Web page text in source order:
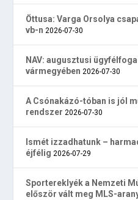
Öttusa: Varga Orsolya
vb-n 2026-07-30
NAV: augusztusi
vármegyében 2026-07-30
A Csónakázó-tóban is jól
rendszer 2026-07-30
Ismét izzadhatunk –
éjfélig 2026-07-29
Sportereklyék a Nemzeti
először vált meg MLS-